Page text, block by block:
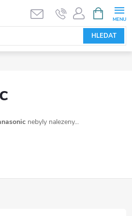
HLEDAT
NÁKUPNÍ
KOŠÍK
nebyly nalezeny...